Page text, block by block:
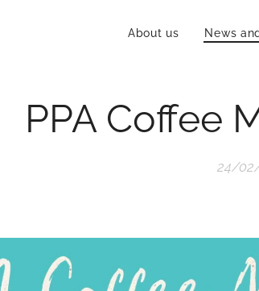
About us News
PPA Coffee
24/